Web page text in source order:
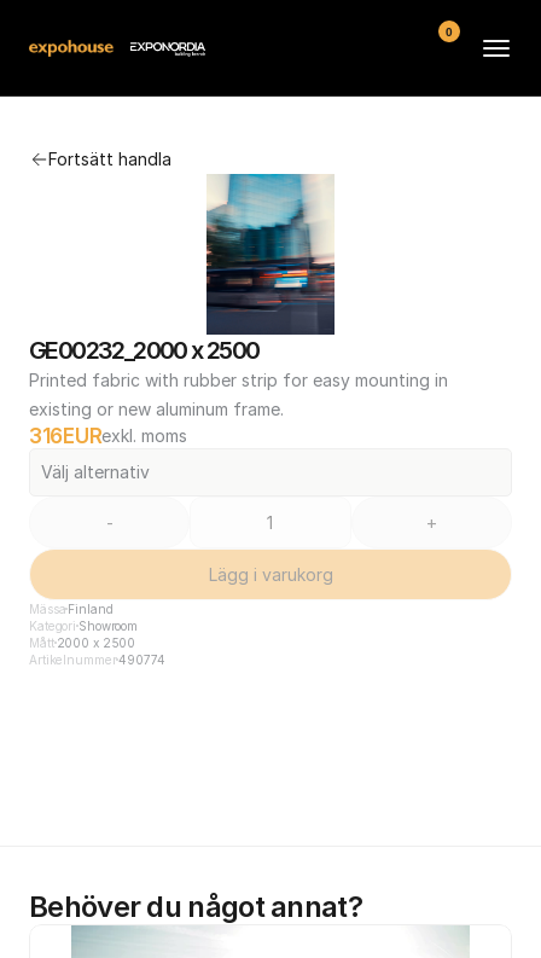
Fortsätt handla
GE00232_2000 x 2500
Printed fabric with rubber strip for easy mounting in
existing or new aluminum frame.
316EURexkl. moms
Välj alternativ
- +
Lägg i varukorg
Mässa Finland
Kategori Showroom
Mått2000 x 2500
Artikelnummer490774
Behöver du något annat?
Kontakt
Köpvillkor
0